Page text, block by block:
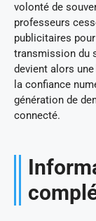
volonté de
professeurs
publicitaires
transmission du
devient alors
la confiance
génération de
connecté.